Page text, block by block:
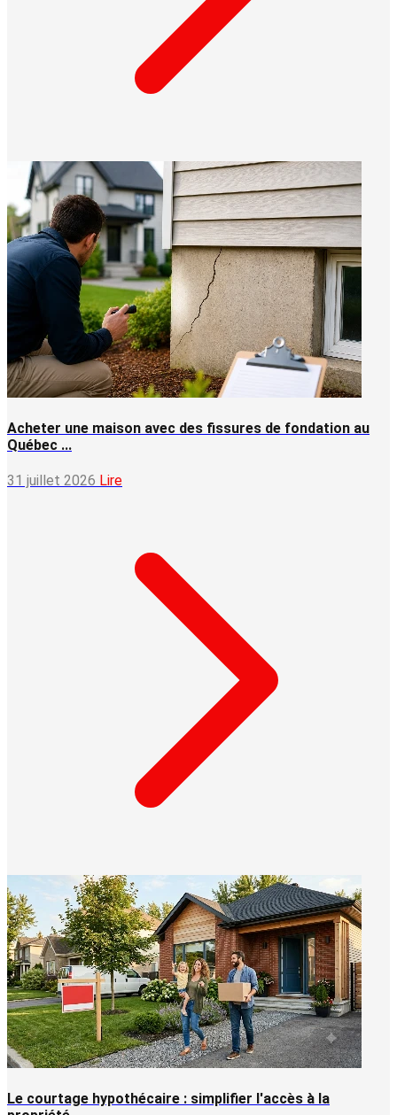
Acheter une maison avec des fissures de fondation au
Québec ...
31 juillet 2026 Lire
Le courtage hypothécaire : simplifier l'accès à la